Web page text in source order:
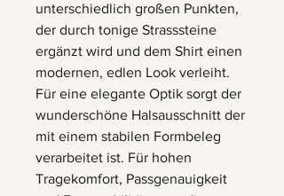
unterschiedlich großen Punkten,
der durch tonige Strasssteine
ergänzt wird und dem Shirt einen
modernen, edlen Look verleiht.
Für eine elegante Optik sorgt der
wunderschöne Halsausschnitt der
mit einem stabilen Formbeleg
verarbeitet ist. Für hohen
Tragekomfort, Passgenauigkeit